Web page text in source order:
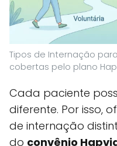
Tipos de Internação
cobertas pelo plano
Cada paciente
diferente. Por isso,
de internação
do convênio